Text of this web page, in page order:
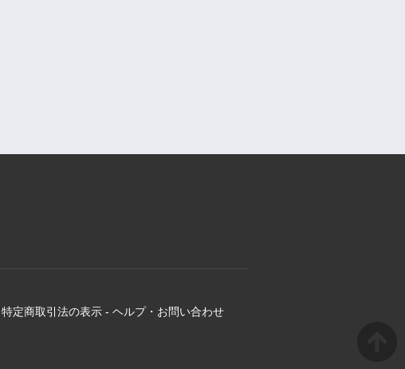
特定商取引法の表示 - ヘルプ・お問い合わせ